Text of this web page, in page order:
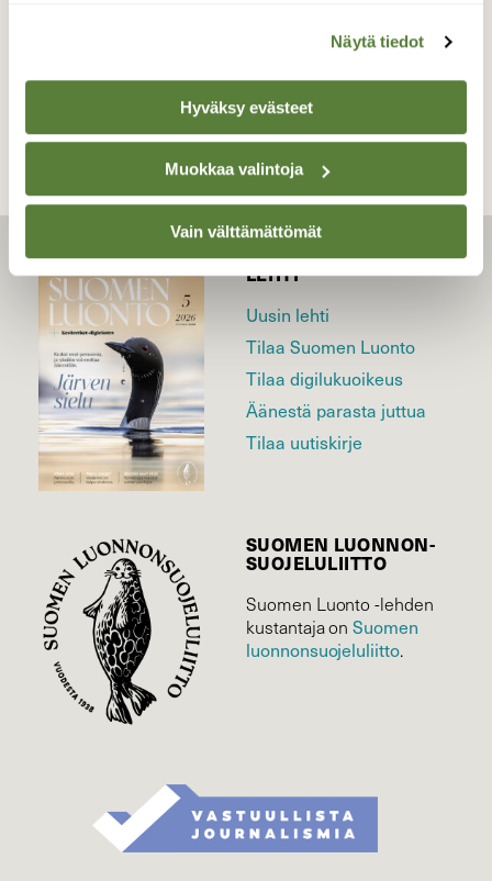
Näytä tiedot
Hyväksy evästeet
Muokkaa valintoja
Vain välttämättömät
LEHTI
Uusin lehti
Tilaa Suomen Luonto
Tilaa digilukuoikeus
Äänestä parasta juttua
Tilaa uutiskirje
SUOMEN LUONNON­
SUOJELU­LIITTO
Suomen Luonto -lehden
kustantaja onSuomen
luonnonsuojelu­liitto.